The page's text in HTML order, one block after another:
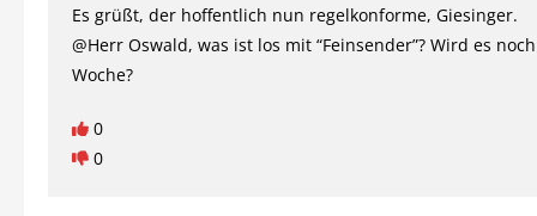
Es grüßt, der hoffentlich nun regelkonforme, Giesinger.
@Herr Oswald, was ist los mit “Feinsender”? Wird es
Woche?
0
0